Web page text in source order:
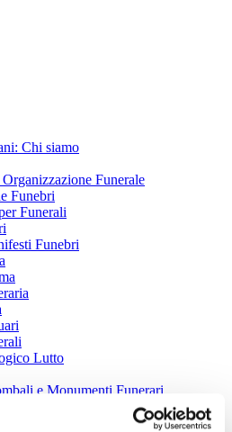
Chi siamo
Funerale
Funebri
Funerali
Funebri
Lutto
e Monumenti Funerari